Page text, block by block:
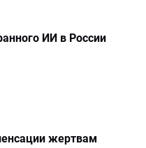
ИИ в России
жертвам